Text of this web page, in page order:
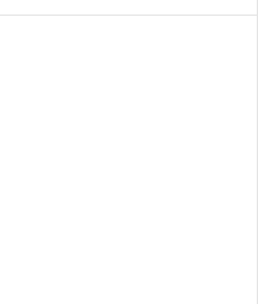
alebo detského kočíka Italbaby